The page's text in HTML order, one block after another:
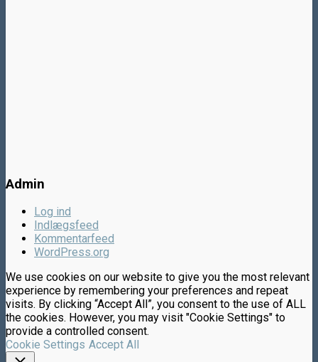
Admin
Log ind
Indlægsfeed
Kommentarfeed
WordPress.org
We use cookies on our website to give you the most relevant
experience by remembering your preferences and repeat
visits. By clicking “Accept All”, you consent to the use of ALL
the cookies. However, you may visit "Cookie Settings" to
provide a controlled consent.
Cookie Settings Accept All